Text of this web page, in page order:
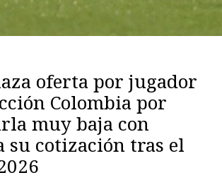
oferta por jugador
Colombia por
muy baja con
su cotización tras el